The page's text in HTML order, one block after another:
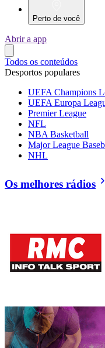
Perto de você
Abrir a app
Todos os conteúdos
Desportos populares
UEFA Champions
UEFA Europa
Premier League
NFL
NBA Basketball
Major League
NHL
Os melhores rádios